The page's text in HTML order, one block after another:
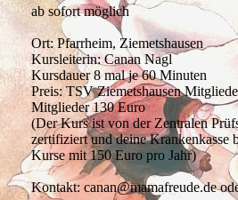
ab sofort möglich
Ort: Pfarrheim, Ziemetshausen
Kursleiterin: Canan Nagl
Kursdauer 8 mal je 60 Minuten
Preis: TSV Ziemetshausen
Mitglieder 130 Euro
(Der Kurs ist von der Zentralen
zertifiziert und deine Krankenkasse
Kurse mit 150 Euro pro Jahr)
Kontakt: canan@mamafreude.de